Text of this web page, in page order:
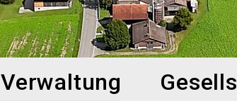
Verwaltung